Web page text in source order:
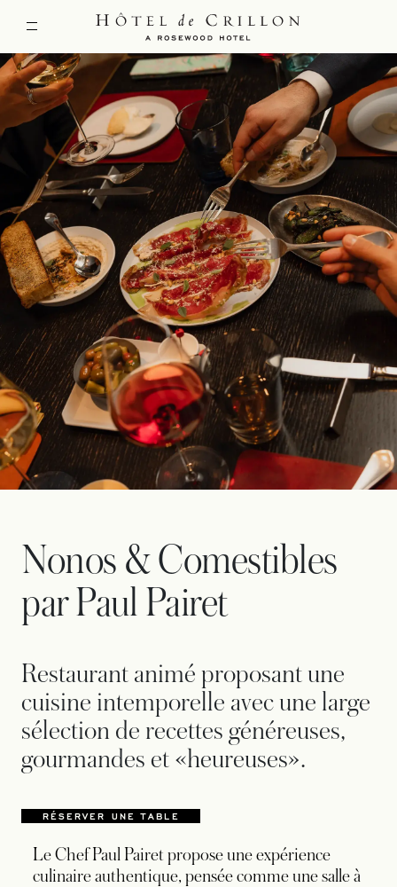
Nonos & Comestibles
par Paul Pairet
Restaurant animé proposant une
cuisine intemporelle avec une large
sélection de recettes généreuses,
gourmandes et «heureuses».
RÉSERVER UNE TABLES’OUVRE DANS UN NOUVEL ONGLET
Le Chef Paul Pairet propose une expérience
culinaire authentique, pensée comme une salle à